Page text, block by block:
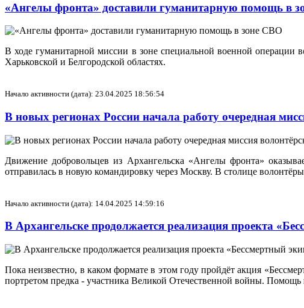
«Ангелы фронта» доставили гуманитарную помощь в
В ходе гуманитарной миссии в зоне специальной военной
Харьковской и Белгородской областях.
Начало активности (дата): 23.04.2025 18:56:54
В новых регионах России начала работу очередная
Движение добровольцев из Архангельска «Ангелы фронта»
отправилась в новую командировку через Москву. В столице
Начало активности (дата): 14.04.2025 14:59:16
В Архангельске продолжается реализация проекта
Пока неизвестно, в каком формате в этом году пройдёт акция
портретом предка - участника Великой Отечественной войны.